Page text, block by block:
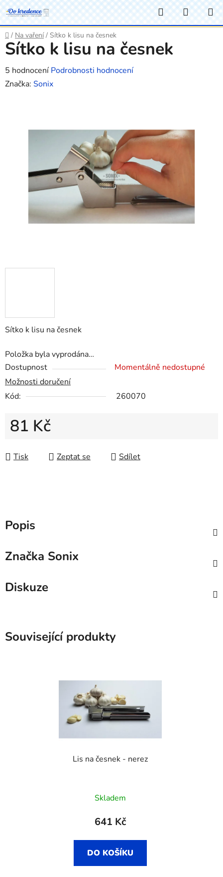
Přejít
na
obsah
Hledat
KOŠÍK
Domů
/ Na vaření / Sítko k lisu na česnek
Sítko k lisu na česnek
Položka byla vyprodána…
Dostupnost
Momentálně nedostupné
Možnosti doručení
Kód:
260070
81 Kč
Tisk
Zeptat se Sdílet
Sítko k lisu na česnek
Průměrné
hodnocení
5 hodnocení Podrobnosti hodnocení
Značka: Sonix
Popis
Značka Sonix
Diskuze
Související produkty
Lis na česnek - nerez
Skladem
641 Kč
DO KOŠÍKU